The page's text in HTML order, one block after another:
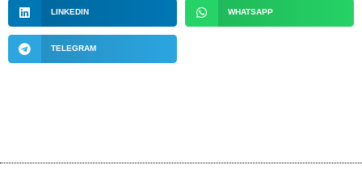
LINKEDIN WHATSAPP
TELEGRAM